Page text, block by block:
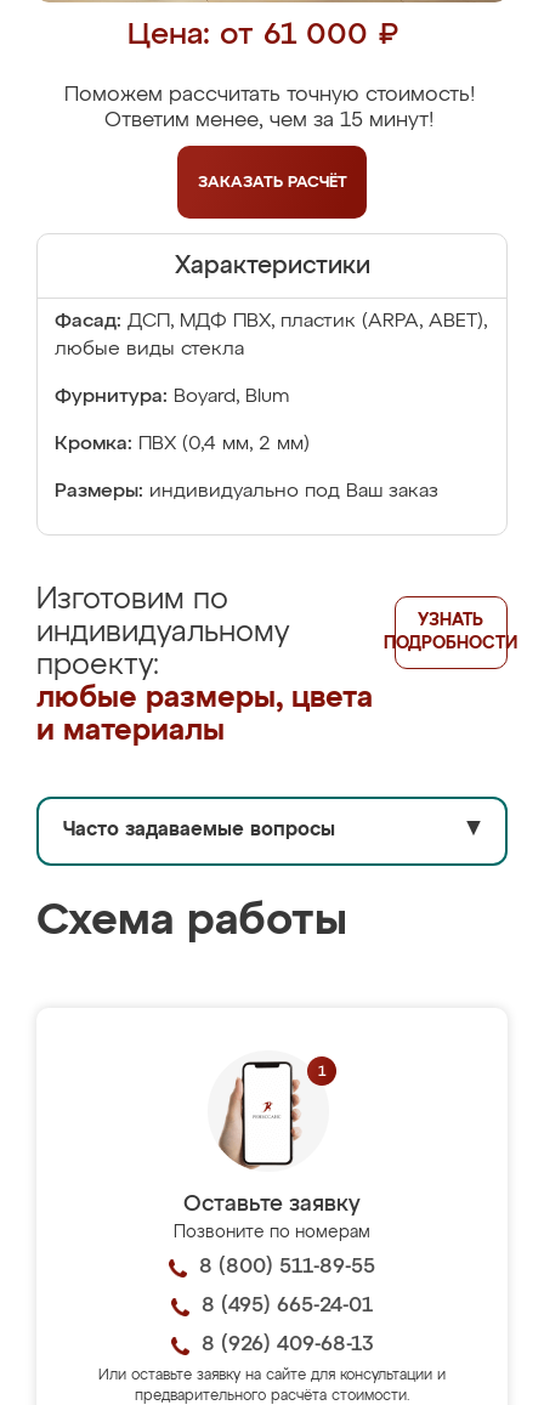
Цена: от 61 000 ₽
Поможем рассчитать точную стоимость!
Ответим менее, чем за 15 минут!
ЗАКАЗАТЬ РАСЧЁТ
Характеристики
Фасад: ДСП, МДФ ПВХ, пластик (ARPA, ABET),
любые виды стекла
Фурнитура: Boyard, Blum
Кромка: ПВХ (0,4 мм, 2 мм)
Размеры: индивидуально под Ваш заказ
Изготовим по
индивидуальному
проекту:
любые размеры, цвета
и материалы
УЗНАТЬ
ПОДРОБНОСТИ
Часто задаваемые вопросы ▼
Схема работы
Оставьте заявку
Позвоните по номерам
8 (800) 511-89-55
8 (495) 665-24-01
8 (926) 409-68-13
Или оставьте заявку на сайте для консультации и
предварительного расчёта стоимости.